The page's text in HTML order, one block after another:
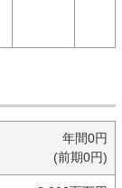
年間0円
(前期0円)